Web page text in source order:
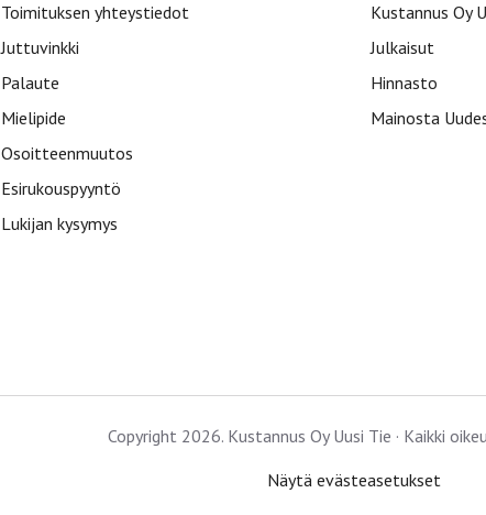
Toimituksen yhteystiedot
Juttuvinkki
Palaute
Mielipide
Osoitteenmuutos
Esirukouspyyntö
Lukijan kysymys
Kustannus Oy
Julkaisut
Hinnasto
Mainosta
Copyright 2026. Kustannus Oy Uusi Tie · Kaikki
Näytä evästeasetukset